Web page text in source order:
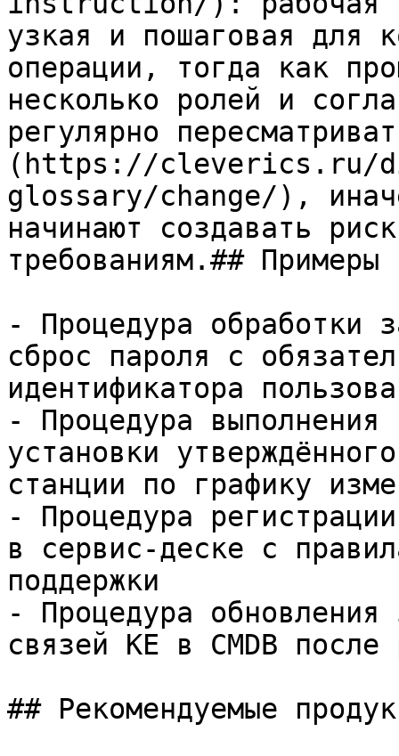
узкая и пошаговая для
операции, тогда как
несколько ролей и
регулярно
(https://cleverics.ru/
glossary/change/),
начинают создавать
требованиям.## Примеры
- Процедура обработки
сброс пароля с
идентификатора
- Процедура выполнения
установки
станции по графику
- Процедура
в сервис-деске с
поддержки
- Процедура
связей КЕ в CMDB после
## Рекомендуемые